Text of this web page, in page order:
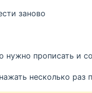
заново
прописать и
несколько раз